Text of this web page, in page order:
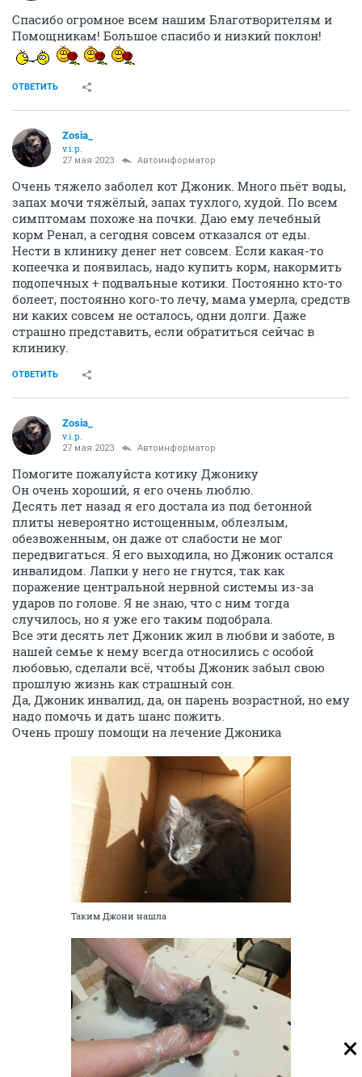
Спасибо огромное всем нашим Благотворителям и
Помощникам! Большое спасибо и низкий поклон!
ОТВЕТИТЬ
Zosia_
v.i.p.
27 мая 2023 Автоинформатор
Очень тяжело заболел кот Джоник. Много пьёт воды,
запах мочи тяжёлый, запах тухлого, худой. По всем
симптомам похоже на почки. Даю ему лечебный
корм Ренал, а сегодня совсем отказался от еды.
Нести в клинику денег нет совсем. Если какая-то
копеечка и появилась, надо купить корм, накормить
подопечных + подвальные котики. Постоянно кто-то
болеет, постоянно кого-то лечу, мама умерла, средств
ни каких совсем не осталось, одни долги. Даже
страшно представить, если обратиться сейчас в
клинику.
ОТВЕТИТЬ
Zosia_
v.i.p.
27 мая 2023 Автоинформатор
Помогите пожалуйста котику Джонику
Он очень хороший, я его очень люблю.
Десять лет назад я его достала из под бетонной
плиты невероятно истощенным, облезлым,
обезвоженным, он даже от слабости не мог
передвигаться. Я его выходила, но Джоник остался
инвалидом. Лапки у него не гнутся, так как
поражение центральной нервной системы из-за
ударов по голове. Я не знаю, что с ним тогда
случилось, но я уже его таким подобрала.
Все эти десять лет Джоник жил в любви и заботе, в
нашей семье к нему всегда относились с особой
любовью, сделали всё, чтобы Джоник забыл свою
прошлую жизнь как страшный сон.
Да, Джоник инвалид, да, он парень возрастной, но ему
надо помочь и дать шанс пожить.
Очень прошу помощи на лечение Джоника
Таким Джони нашла